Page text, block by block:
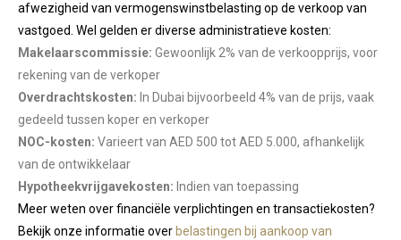
afwezigheid van vermogenswinstbelasting op de verkoop van
vastgoed. Wel gelden er diverse administratieve kosten:
Makelaarscommissie: Gewoonlijk 2% van de verkoopprijs, voor
rekening van de verkoper
Overdrachtskosten: In Dubai bijvoorbeeld 4% van de prijs, vaak
gedeeld tussen koper en verkoper
NOC-kosten: Varieert van AED 500 tot AED 5.000, afhankelijk
van de ontwikkelaar
Hypotheekvrijgavekosten: Indien van toepassing
Meer weten over financiële verplichtingen en transactiekosten?
Bekijk onze informatie over belastingen bij aankoop van